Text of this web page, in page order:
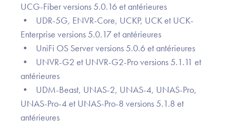
UCG-Fiber versions 5.0.16 et antérieures
• UDR-5G, ENVR-Core, UCKP, UCK et UCK-
Enterprise versions 5.0.17 et antérieures
• UniFi OS Server versions 5.0.6 et antérieures
• UNVR-G2 et UNVR-G2-Pro versions 5.1.11 et
antérieures
• UDM-Beast, UNAS-2, UNAS-4, UNAS-Pro,
UNAS-Pro-4 et UNAS-Pro-8 versions 5.1.8 et
antérieures